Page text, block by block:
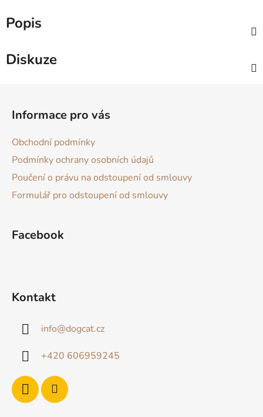
Popis
Diskuze
Informace pro vás
Obchodní podmínky
Podmínky ochrany osobních údajů
Poučení o právu na odstoupení od smlouvy
Formulář pro odstoupení od smlouvy
Facebook
Kontakt
info@dogcat.cz
+420 606959245